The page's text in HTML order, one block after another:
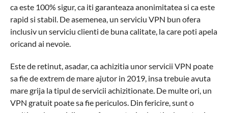
ca este 100% sigur, ca iti garanteaza anonimitatea si ca este
rapid si stabil. De asemenea, un serviciu VPN bun ofera
inclusiv un serviciu clienti de buna calitate, la care poti apela
oricand ai nevoie.
Este de retinut, asadar, ca achizitia unor servicii VPN poate
sa fie de extrem de mare ajutor in 2019, insa trebuie avuta
mare grija la tipul de servicii achizitionate. De multe ori, un
VPN gratuit poate sa fie periculos. Din fericire, sunt o